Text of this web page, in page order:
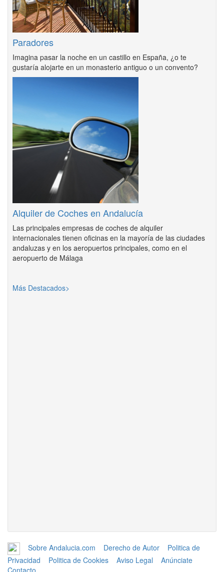
Paradores
Imagina pasar la noche en un castillo en España, ¿o te
gustaría alojarte en un monasterio antiguo o un convento?
Alquiler de Coches en Andalucía
Las principales empresas de coches de alquiler
internacionales tienen oficinas en la mayoría de las ciudades
andaluzas y en los aeropuertos principales, como en el
aeropuerto de Málaga
Más Destacados>
Sobre Andalucia.com Derecho de Autor
Politica de
Privacidad
Politica de Cookies Aviso Legal
Anúnciate
Contacto